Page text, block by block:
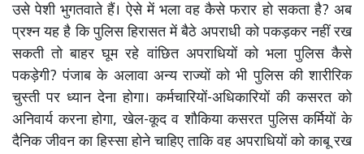
उसे पेशी भुगतवाते हैं। ऐसे में भला वह कैसे फरार हो सकता है? अब
प्रश्न यह है कि पुलिस हिरासत में बैठे अपराधी को पकड़कर नहीं रख
सकती तो बाहर घूम रहे वांछित अपराधियों को भला पुलिस कैसे
पकड़ेगी? पंजाब के अलावा अन्य राज्यों को भी पुलिस की शारीरिक
चुस्ती पर ध्यान देना होगा। कर्मचारियों-अधिकारियों की कसरत को
अनिवार्य करना होगा, खेल-कूद व शौकिया कसरत पुलिस कर्मियों के
दैनिक जीवन का हिस्सा होने चाहिए ताकि वह अपराधियों को काबू रख